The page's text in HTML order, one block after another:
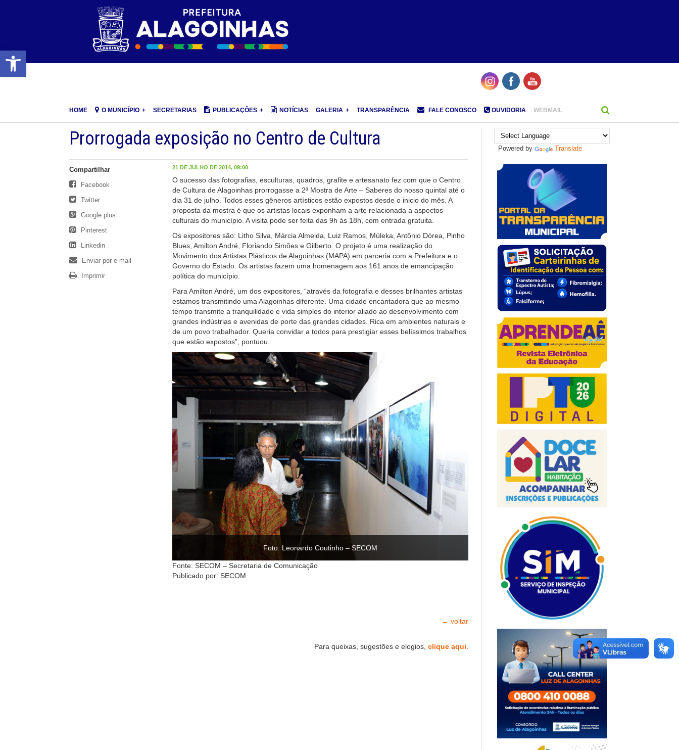
Barra de Ferramentas Aberta
HOME O MUNICÍPIO SECRETARIAS PUBLICAÇÕES NOTÍCIAS GALERIA TRANSPARÊNCIA FALE CONOSCO OUVIDORIA WEBMAIL
Prorrogada exposição no Centro de Cultura
21 DE JULHO DE 2014, 09:00
O sucesso das fotografias, esculturas, quadros, grafite e artesanato fez com que o Centro
de Cultura de Alagoinhas prorrogasse a 2ª Mostra de Arte – Saberes do nosso quintal até o
dia 31 de julho. Todos esses gêneros artísticos estão expostos desde o inicio do mês. A
proposta da mostra é que os artistas locais exponham a arte relacionada a aspectos
culturais do município. A visita pode ser feita das 9h às 18h, com entrada gratuita.
Os expositores são: Litho Silva, Márcia Almeida, Luiz Ramos, Múleka, Antônio Dórea, Pinho
Blues, Amilton André, Floriando Simões e Gilberto. O projeto é uma realização do
Movimento dos Artistas Plásticos de Alagoinhas (MAPA) em parceria com a Prefeitura e o
Governo do Estado. Os artistas fazem uma homenagem aos 161 anos de emancipação
política do município.
Para Amilton André, um dos expositores, “através da fotografia e desses brilhantes artistas
estamos transmitindo uma Alagoinhas diferente. Uma cidade encantadora que ao mesmo
tempo transmite a tranquilidade e vida simples do interior aliado ao desenvolvimento com
grandes indústrias e avenidas de porte das grandes cidades. Rica em ambientes naturais e
de um povo trabalhador. Queria convidar a todos para prestigiar esses belíssimos trabalhos
que estão expostos”, pontuou.
Foto: Leonardo Coutinho – SECOM
Fonte: SECOM – Secretaria de Comunicação
Publicado por: SECOM
← voltar
Para queixas, sugestões e elogios, clique aqui.
Compartilhar
Facebook
Twitter
Google plus
Pinterest
Linkedin
Enviar por e-mail
Imprimir
Powered by Translate